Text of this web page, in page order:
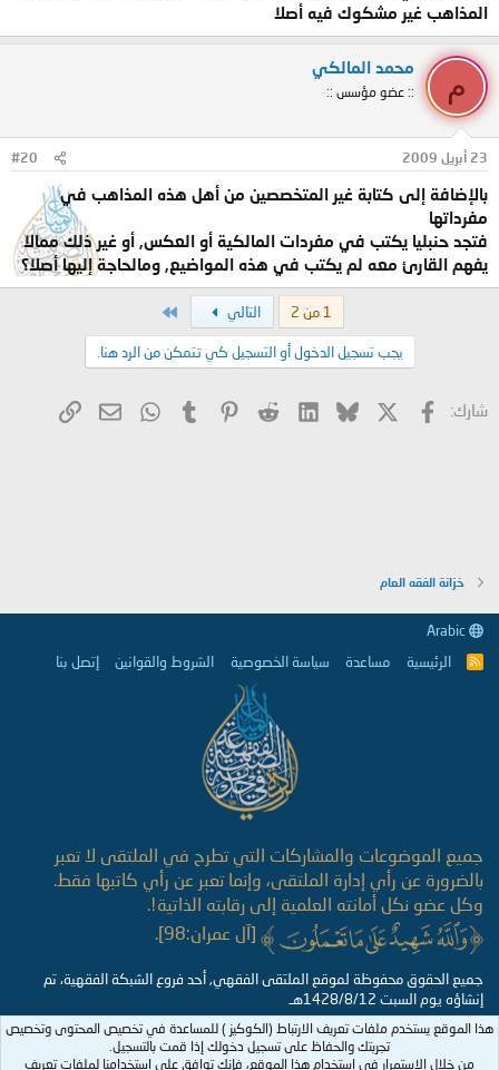
المذاهب غير مشكوك فيه أصلا
م
محمد المالكي
:: عضو مؤسس ::
23 أبريل 2009 #20
بالإضافة إلى كتابة غير المتخصصين من أهل هذه المذاهب في
مفرداتها
فتجد حنبليا يكتب في مفردات المالكية أو العكس, أو غير ذلك ممالا
يفهم القارئ معه لم يكتب في هذه المواضيع, ومالحاجة إليها أصلا؟
1 من 2 التالي
يجب تسجيل الدخول أو التسجيل كي تتمكن من الرد هنا.
شارك: فيسبوك Bluesky
LinkedIn
Reddit
Pinterest
Tumblr
WhatsApp
البريد
خزانة الفقه العام
R
الرئيسية مساعدة سياسة الخصوصية الشروط والقوانين إتصل بنا
جميع الموضوعات والمشاركات التي تطرح في الملتقى لا تعبر
بالضرورة عن رأي إدارة الملتقى، وإنما تعبر عن رأي كاتبها فقط.
وكل عضو نكل أمانته العلمية إلى رقابته الذاتية!.
[آل عمران:98].
جميع الحقوق محفوظة لموقع الملتقى الفقهي, أحد فروع الشبكة الفقهية، تم
إنشاؤه يوم السبت 1428/8/12هـ
هذا الموقع يستخدم ملفات تعريف الارتباط (الكوكيز ) للمساعدة في تخصيص المحتوى وتخصيص
تجربتك والحفاظ على تسجيل دخولك إذا قمت بالتسجيل.
من خلال الاستمرار في استخدام هذا الموقع، فإنك توافق على استخدامنا لملفات تعريف